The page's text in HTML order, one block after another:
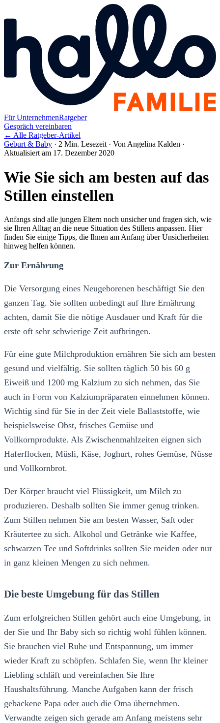
Für UnternehmenRatgeber
Gespräch vereinbaren
← Alle Ratgeber-Artikel
Geburt & Baby · 2 Min. Lesezeit · Von Angelina Kalden ·
Aktualisiert am 17. Dezember 2020
Wie Sie sich am besten auf das
Stillen einstellen
Anfangs sind alle jungen Eltern noch unsicher und fragen sich, wie
sie Ihren Alltag an die neue Situation des Stillens anpassen. Hier
finden Sie einige Tipps, die Ihnen am Anfang über Unsicherheiten
hinweg helfen können.
Zur Ernährung
Die Versorgung eines Neugeborenen beschäftigt Sie den
ganzen Tag. Sie sollten unbedingt auf Ihre Ernährung
achten, damit Sie die nötige Ausdauer und Kraft für die
erste oft sehr schwierige Zeit aufbringen.
Für eine gute Milchproduktion ernähren Sie sich am besten
gesund und vielfältig. Sie sollten täglich 50 bis 60 g
Eiweiß und 1200 mg Kalzium zu sich nehmen, das Sie
auch in Form von Kalziumpräparaten einnehmen können.
Wichtig sind für Sie in der Zeit viele Ballaststoffe, wie
beispielsweise Obst, frisches Gemüse und
Vollkornprodukte. Als Zwischenmahlzeiten eignen sich
Haferflocken, Müsli, Käse, Joghurt, rohes Gemüse, Nüsse
und Vollkornbrot.
Der Körper braucht viel Flüssigkeit, um Milch zu
produzieren. Deshalb sollten Sie immer genug trinken.
Zum Stillen nehmen Sie am besten Wasser, Saft oder
Kräutertee zu sich. Alkohol und Getränke wie Kaffee,
schwarzen Tee und Softdrinks sollten Sie meiden oder nur
in ganz kleinen Mengen zu sich nehmen.
Die beste Umgebung für das Stillen
Zum erfolgreichen Stillen gehört auch eine Umgebung, in
der Sie und Ihr Baby sich so richtig wohl fühlen können.
Sie brauchen viel Ruhe und Entspannung, um immer
wieder Kraft zu schöpfen. Schlafen Sie, wenn Ihr kleiner
Liebling schläft und vereinfachen Sie Ihre
Haushaltsführung. Manche Aufgaben kann der frisch
gebackene Papa oder auch die Oma übernehmen.
Verwandte zeigen sich gerade am Anfang meistens sehr